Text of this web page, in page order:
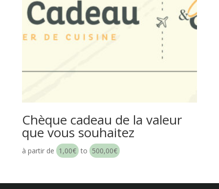
Chèque cadeau de la valeur
que vous souhaitez
à partir de 1,00€ to 500,00€